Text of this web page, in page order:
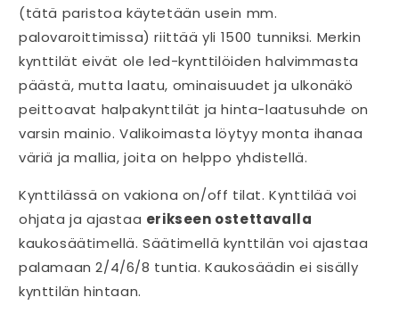
(tätä paristoa käytetään usein mm.
palovaroittimissa) riittää yli 1500 tunniksi. Merkin
kynttilät eivät ole led-kynttilöiden halvimmasta
päästä, mutta laatu, ominaisuudet ja ulkonäkö
peittoavat halpakynttilät ja hinta-laatusuhde on
varsin mainio. Valikoimasta löytyy monta ihanaa
väriä ja mallia, joita on helppo yhdistellä.
Kynttilässä on vakiona on/off tilat. Kynttilää voi
ohjata ja ajastaa erikseen ostettavalla
kaukosäätimellä. Säätimellä kynttilän voi ajastaa
palamaan 2/4/6/8 tuntia. Kaukosäädin ei sisälly
kynttilän hintaan.